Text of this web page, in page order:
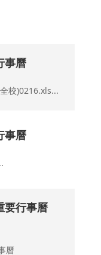
事曆
校)0216.xls...
事曆
要行事曆
曆